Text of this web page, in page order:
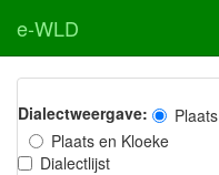
e-WLD
Dialectweergave: Plaats
Plaats en Kloeke
Dialectlijst